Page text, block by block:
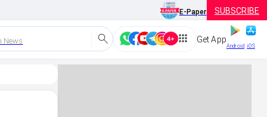
E-Paper SUBSCRIBE
News Get App
Android iOS